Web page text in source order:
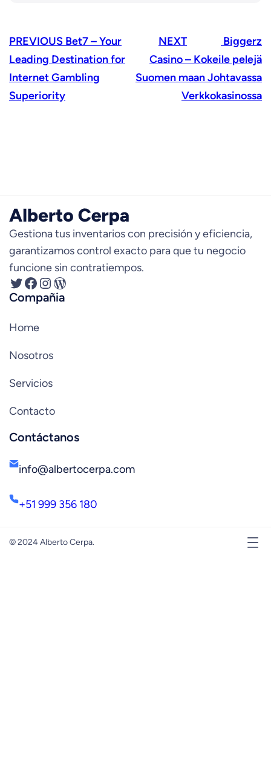
PREVIOUS Bet7 – Your
Leading Destination for
Internet Gambling
Superiority
NEXT
Biggerz
Casino – Kokeile pelejä
Suomen maan Johtavassa
Verkkokasinossa
Gestiona tus inventarios con precisión y eficiencia,
garantizamos control exacto para que tu negocio
funcione sin contratiempos.
Twitter Facebook InstagramWordPress
Compañia
Home
Nosotros
Servicios
Contacto
Contáctanos
info@albertocerpa.com
+51 999 356 180
© 2024 Alberto Cerpa.